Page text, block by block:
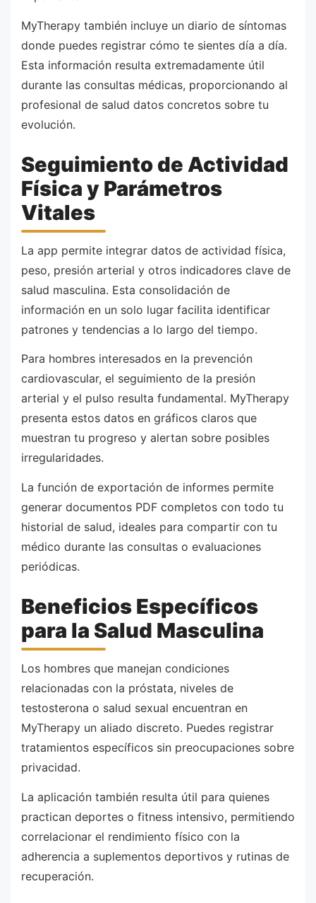
MyTherapy también incluye un diario de síntomas
donde puedes registrar cómo te sientes día a día.
Esta información resulta extremadamente útil
durante las consultas médicas, proporcionando al
profesional de salud datos concretos sobre tu
evolución.
Seguimiento de Actividad
Física y Parámetros
Vitales
La app permite integrar datos de actividad física,
peso, presión arterial y otros indicadores clave de
salud masculina. Esta consolidación de
información en un solo lugar facilita identificar
patrones y tendencias a lo largo del tiempo.
Para hombres interesados en la prevención
cardiovascular, el seguimiento de la presión
arterial y el pulso resulta fundamental. MyTherapy
presenta estos datos en gráficos claros que
muestran tu progreso y alertan sobre posibles
irregularidades.
La función de exportación de informes permite
generar documentos PDF completos con todo tu
historial de salud, ideales para compartir con tu
médico durante las consultas o evaluaciones
periódicas.
Beneficios Específicos
para la Salud Masculina
Los hombres que manejan condiciones
relacionadas con la próstata, niveles de
testosterona o salud sexual encuentran en
MyTherapy un aliado discreto. Puedes registrar
tratamientos específicos sin preocupaciones sobre
privacidad.
La aplicación también resulta útil para quienes
practican deportes o fitness intensivo, permitiendo
correlacionar el rendimiento físico con la
adherencia a suplementos deportivos y rutinas de
recuperación.